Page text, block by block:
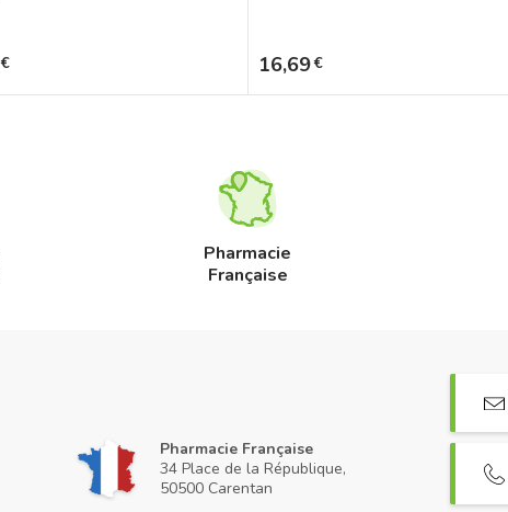
€ Prix
16,69€
Pharmacie
Française
Pharmacie Française
34 Place de la République,
50500 Carentan